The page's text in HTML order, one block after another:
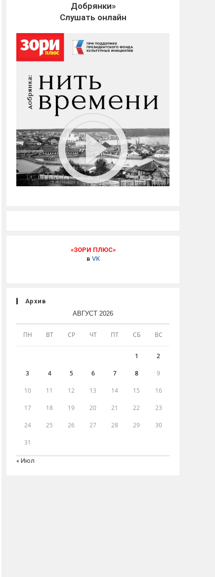
Добрянки»
Слушать онлайн
«ЗОРИ ПЛЮС»
в VK
Архив
АВГУСТ 2026
ПН ВТ СР ЧТ ПТ СБ ВС
1 2
3 4 5 6 7 8 9
10 11 12 13 14 15 16
17 18 19 20 21 22 23
24 25 26 27 28 29 30
31
« Июл